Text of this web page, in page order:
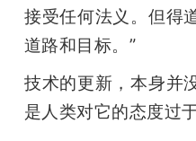
接受任何法义。但得
道路和目标。”
技术的更新，本身并
是人类对它的态度过